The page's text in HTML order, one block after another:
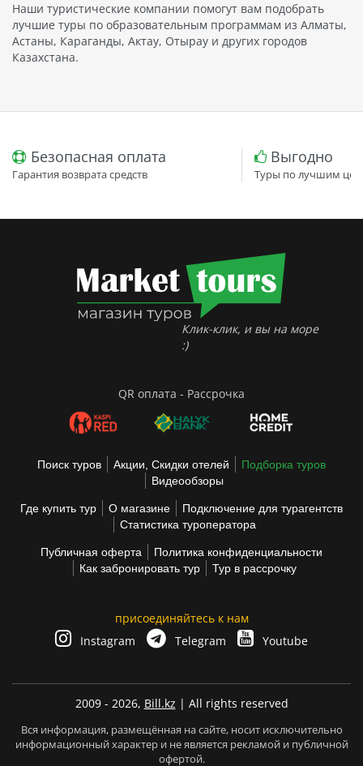
Наши туристические компании помогут вам подобрать
лучшие туры по образовательным программам из Алматы,
Астаны, Караганды, Актау, Отырау и других городов
Казахстана.
Безопасная оплата
Гарантия возврата средств
Выгодно
Туры по лучшим
Клик-клик, и вы на море
:)
QR оплата - Рассрочка
Поиск туров Акции, Скидки отелей
Подборка туров
Видеообзоры
Где купить тур О магазине
Подключение для турагентств
Статистика туроператора
Публичная оферта
Политика конфиденциальности
Как забронировать тур
Тур в рассрочку
присоединяйтесь к нам
Instagram
Telegram Youtube
2009 - 2026, Bill.kz | All rights reserved
Вся информация, размещённая на сайте, носит исключительно
информационный характер и не является рекламой и публичной
офертой.